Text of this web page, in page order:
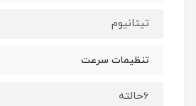
تیتانیوم
تنظیمات سرعت
6حالته